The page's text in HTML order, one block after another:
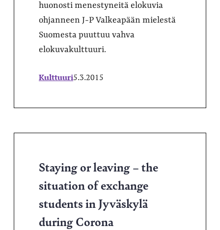
huonosti menestyneitä elokuvia
ohjanneen J-P Valkeapään mielestä
Suomesta puuttuu vahva
elokuvakulttuuri.
Kulttuuri5.3.2015
Staying or leaving – the
situation of exchange
students in Jyväskylä
during Corona